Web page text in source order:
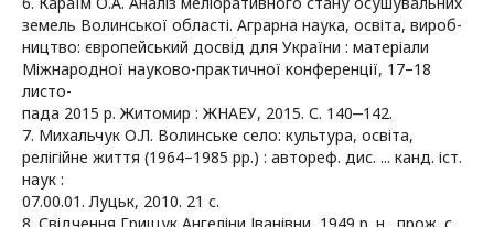
земель Волинської області. Аграрна наука, освіта, вироб-
ництво: європейський досвід для України : матеріали
Міжнародної науково-практичної конференції, 17–18
листо-
пада 2015 р. Житомир : ЖНАЕУ, 2015. С. 140‒142.
7. Михальчук О.Л. Волинське село: культура, освіта,
релігійне життя (1964–1985 рр.) : автореф. дис. ... канд. іст.
наук :
07.00.01. Луцьк, 2010. 21 с.